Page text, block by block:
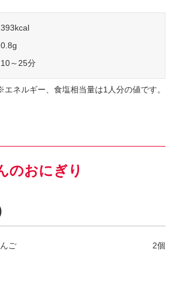
393kcal
0.8g
10～25分
エネルギー、食塩相当量は1人分の値です。
のおにぎり
ご 2個